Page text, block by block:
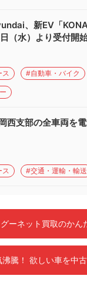
、新EV「
（水）より受付開
ス #自動車・バイク
西支部の全車両を
ス #交通・運輸・輸送
ーネット買取のか
沸騰！ 欲しい車を中